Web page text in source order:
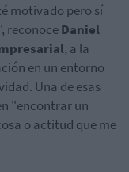
motivado pero sí
reconoceDaniel
, a la
en un entorno
Una de esas
"encontrar un
o actitud que me